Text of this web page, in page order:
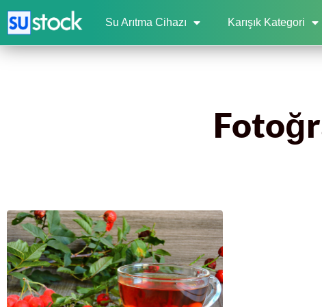
Su Arıtma Cihazı Karışık Kategori